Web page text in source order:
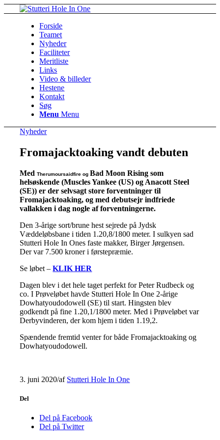
Forside
Teamet
Nyheder
Faciliteter
Meritliste
Links
Video & billeder
Hestene
Kontakt
Søg
Menu Menu
Nyheder
Fromajacktoaking vandt debuten
MedTherumoursaidfire og Bad Moon Rising som
helsøskende (Muscles Yankee (US) og Anacott Steel
(SE)) er der selvsagt store forventninger til
Fromajacktoaking, og med debutsejr indfriede
vallakken i dag nogle af forventningerne.
Den 3-årige sort/brune hest sejrede på Jydsk
Væddeløbsbane i tiden 1.20,8/1800 meter. I sulkyen sad
Stutteri Hole In Ones faste makker, Birger Jørgensen.
Der var 7.500 kroner i førstepræmie.
Se løbet –KLIK HER
Dagen blev i det hele taget perfekt for Peter Rudbeck og
co. I Prøveløbet havde Stutteri Hole In One 2-årige
Dowhatyoudodowell (SE) til start. Hingsten blev
godkendt på fine 1.20,1/1800 meter. Med i Prøveløbet var
Derbyvinderen, der kom hjem i tiden 1.19,2.
Spændende fremtid venter for både Fromajacktoaking og
Dowhatyoudodowell.
3. juni 2020/af Stutteri Hole In One
Del
Del på Facebook
Del på Twitter